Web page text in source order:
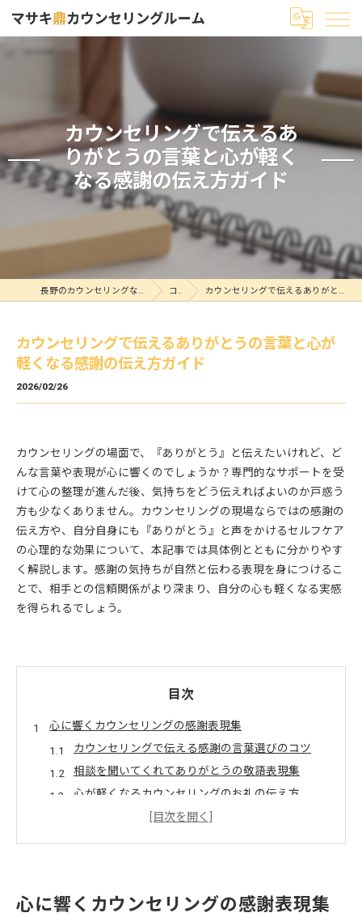
カウンセリングで伝えるあ
りがとうの言葉と心が軽く
なる感謝の伝え方ガイド
長野のカウンセリングならマサキ鼎カウンセリングルーム コラム カウンセリングで伝えるありがとうの言葉と心が軽くなる感謝の伝え方ガイド
カウンセリングで伝えるありがとうの言葉と心が
軽くなる感謝の伝え方ガイド
2026/02/26
カウンセリングの場面で、『ありがとう』と伝えたいけれど、ど
んな言葉や表現が心に響くのでしょうか？専門的なサポートを受
けて心の整理が進んだ後、気持ちをどう伝えればよいのか戸惑う
方も少なくありません。カウンセリングの現場ならではの感謝の
伝え方や、自分自身にも『ありがとう』と声をかけるセルフケア
の心理的な効果について、本記事では具体例とともに分かりやす
く解説します。感謝の気持ちが自然と伝わる表現を身につけるこ
とで、相手との信頼関係がより深まり、自分の心も軽くなる実感
を得られるでしょう。
目次
心に響くカウンセリングの感謝表現集
カウンセリングで伝える感謝の言葉選びのコツ
相談を聞いてくれてありがとうの敬語表現集
心が軽くなるカウンセリングのお礼の伝え方
悩みに寄り添うカウンセリングの感謝例文
ありがとうがもたらす安心感とカウンセリング効
心に響くカウンセリングの感謝表現集